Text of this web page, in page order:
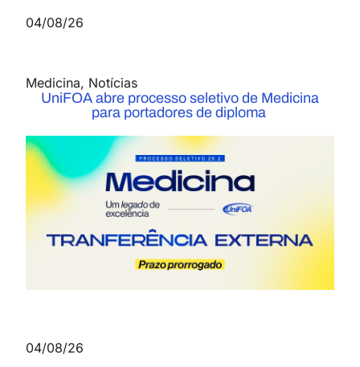
04/08/26
Medicina, Notícias
UniFOA abre processo seletivo de Medicina
para portadores de diploma
04/08/26